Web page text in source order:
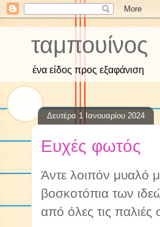
ταμπουίνος
ένα είδος προς εξαφάνιση
Δευτέρα 1 Ιανουαρίου 2024
Ευχές φωτός
Άντε λοιπόν μυαλό
βοσκοτόπια των
από όλες τις παλιές